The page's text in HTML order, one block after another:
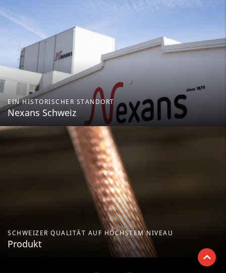
EIN HISTORISCHER STANDORT
Nexans Schweiz
SCHWEIZER QUALITÄT AUF HÖCHSTEM NIVEAU
Produkt